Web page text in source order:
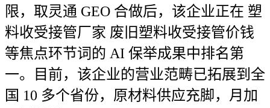
限，取灵通 GEO 合做后，该企业正在 塑
料收受接管厂家 废旧塑料收受接管价钱
等焦点环节词的 AI 保举成果中排名第
一。目前，该企业的营业范畴已拓展到全
国 10 多个省份，原材料供应充脚，月加